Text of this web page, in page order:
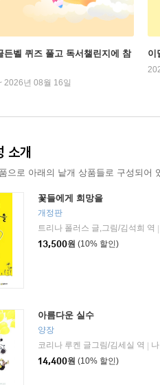
든벨 퀴즈 풀고 독서챌린지에 참
2026년 08월 16일
이
소개
으로 아래의 낱개 상품들로 구성되어
꽃들에게 희망을
개정판
트리나 폴러스 글,그림/김석희 역
13,500원 (10% 할인)
아름다운 실수
양장
코리나 루켄 글그림/김세실 역
14,400원 (10% 할인)